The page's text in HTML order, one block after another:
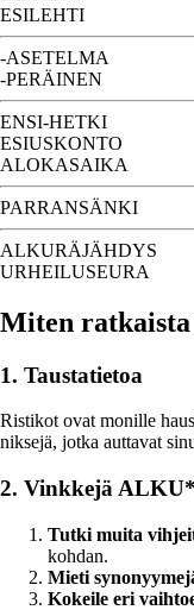
ESILEHTI
-ASETELMA
-PERÄINEN
ENSI-HETKI
ESIUSKONTO
ALOKASAIKA
PARRANSÄNKI
ALKURÄJÄHDYS
URHEILUSEURA
Miten
1. Taustatietoa
Ristikot ovat monille
niksejä, jotka auttavat
2. Vinkkejä
Tutki muita
kohdan.
Mieti
Kokeile eri